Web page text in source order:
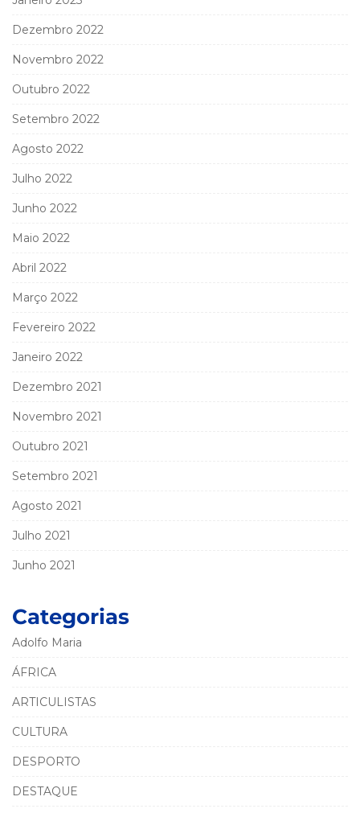
Dezembro 2022
Novembro 2022
Outubro 2022
Setembro 2022
Agosto 2022
Julho 2022
Junho 2022
Maio 2022
Abril 2022
Março 2022
Fevereiro 2022
Janeiro 2022
Dezembro 2021
Novembro 2021
Outubro 2021
Setembro 2021
Agosto 2021
Julho 2021
Junho 2021
Categorias
Adolfo Maria
ÁFRICA
ARTICULISTAS
CULTURA
DESPORTO
DESTAQUE